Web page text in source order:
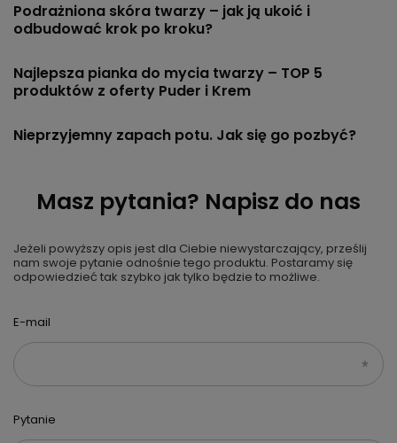
Podrażniona skóra twarzy – jak ją ukoić i
odbudować krok po kroku?
Najlepsza pianka do mycia twarzy – TOP 5
produktów z oferty Puder i Krem
Nieprzyjemny zapach potu. Jak się go pozbyć?
Masz pytania? Napisz do nas
Jeżeli powyższy opis jest dla Ciebie niewystarczający, prześlij
nam swoje pytanie odnośnie tego produktu. Postaramy się
odpowiedzieć tak szybko jak tylko będzie to możliwe.
E-mail
Pytanie